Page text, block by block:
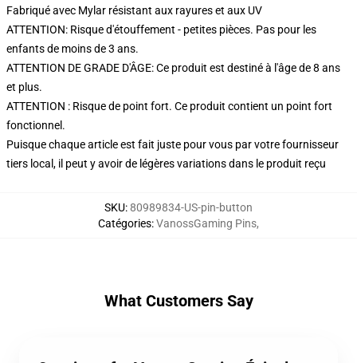
Fabriqué avec Mylar résistant aux rayures et aux UV
ATTENTION: Risque d'étouffement - petites pièces. Pas pour les
enfants de moins de 3 ans.
ATTENTION DE GRADE D'ÂGE: Ce produit est destiné à l'âge de 8 ans
et plus.
ATTENTION : Risque de point fort. Ce produit contient un point fort
fonctionnel.
Puisque chaque article est fait juste pour vous par votre fournisseur
tiers local, il peut y avoir de légères variations dans le produit reçu
SKU:80989834-US-pin-button
Catégories:VanossGaming Pins,
What Customers Say